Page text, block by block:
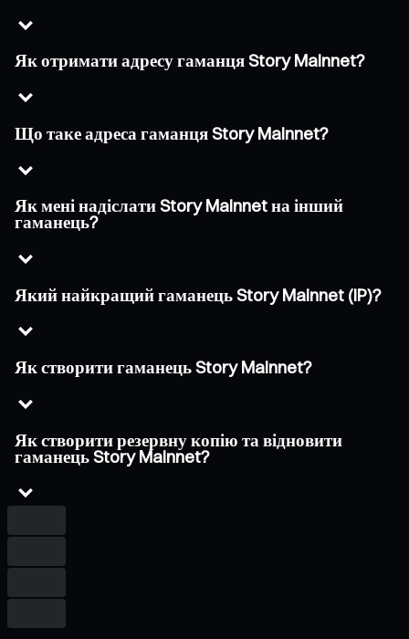
Як отримати адресу гаманця Story Mainnet?
Що таке адреса гаманця Story Mainnet?
Як мені надіслати Story Mainnet на інший
гаманець?
Який найкращий гаманець Story Mainnet (IP)?
Як створити гаманець Story Mainnet?
Як створити резервну копію та відновити
гаманець Story Mainnet?